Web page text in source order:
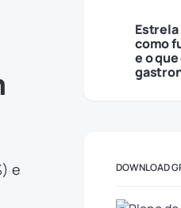
e
como
e o
DOWNLOAD